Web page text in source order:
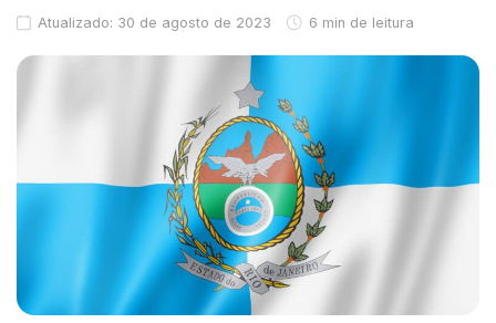
Atualizado: 30 de agosto de 2023 6 min de leitura